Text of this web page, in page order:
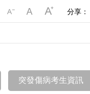
分享：
突發傷病考生資訊